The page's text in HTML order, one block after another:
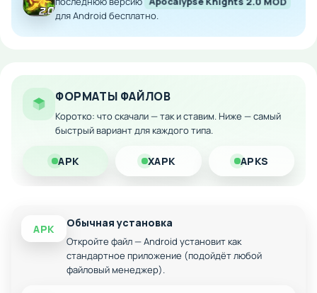
Улучшенный боевой баланс и механики
способностями
Загрузите модифицированную версию на Android и
окончательно разгромите армию демонов, став
непобедимым защитником царства!
для Android бесплатно.
ФОРМАТЫ ФАЙЛОВ
Коротко: что скачали — так и ставим. Ниже — самый
быстрый вариант для каждого типа.
APK XAPK APKS
APK Обычная установка
Откройте файл — Android установит как
стандартное приложение (подойдёт любой
файловый менеджер).